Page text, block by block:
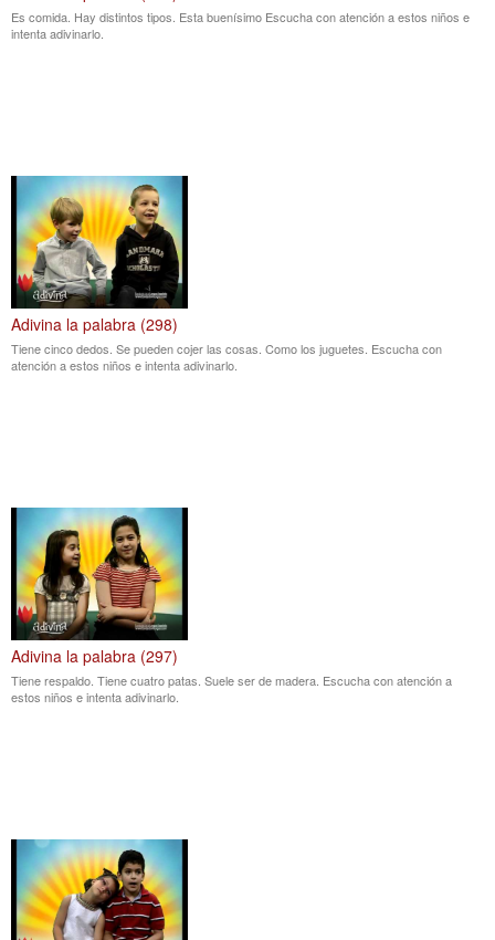
Es comida. Hay distintos tipos. Esta buenísimo Escucha con atención a estos niños e
intenta adivinarlo.
Adivina la palabra (298)
Tiene cinco dedos. Se pueden cojer las cosas. Como los juguetes. Escucha con
atención a estos niños e intenta adivinarlo.
Adivina la palabra (297)
Tiene respaldo. Tiene cuatro patas. Suele ser de madera. Escucha con atención a
estos niños e intenta adivinarlo.